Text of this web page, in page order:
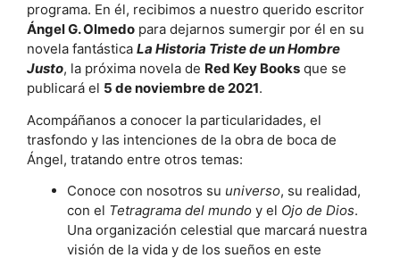
programa. En él, recibimos a nuestro querido escritor
Ángel G. Olmedo para dejarnos sumergir por él en su
novela fantástica La Historia Triste de un Hombre
Justo, la próxima novela de Red Key Books que se
publicará el 5 de noviembre de 2021.
Acompáñanos a conocer la particularidades, el
trasfondo y las intenciones de la obra de boca de
Ángel, tratando entre otros temas:
Conoce con nosotros su universo, su realidad,
con el Tetragrama del mundo y el Ojo de Dios.
Una organización celestial que marcará nuestra
visión de la vida y de los sueños en este